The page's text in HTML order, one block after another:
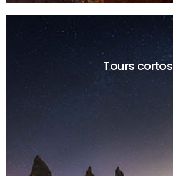
Tours cortos